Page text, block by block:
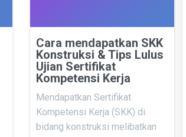
Cara mendapatkan SKK
Konstruksi & Tips Lulus
Ujian Sertifikat
Kompetensi Kerja
Mendapatkan Sertifikat
Kompetensi Kerja (SKK) di
bidang konstruksi melibatkan